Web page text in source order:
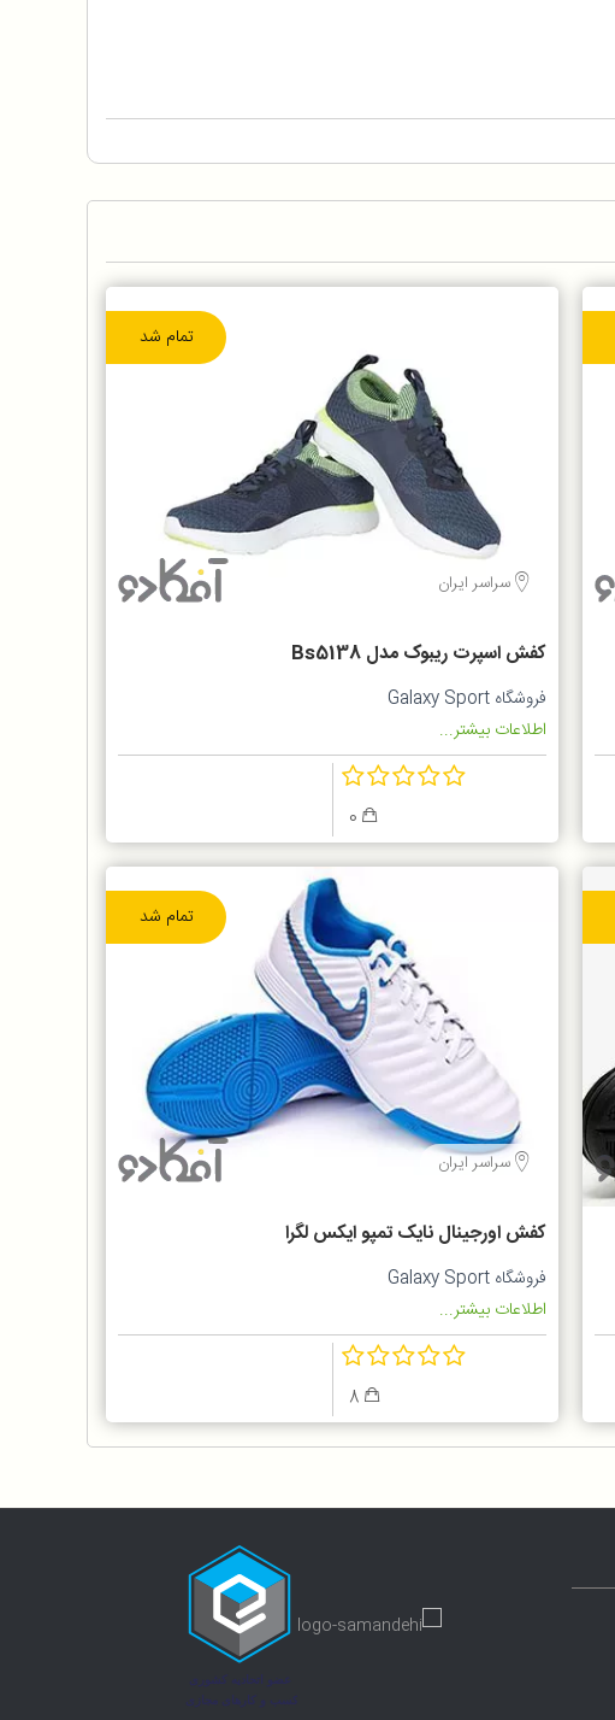
تمام شد
سراسر ایران
کفش اسپرت ریبوک مدل Bs5138
فروشگاه Galaxy Sport
اطلاعات بیشتر...
تمام شد
سراسر ایران
کفش اورجینال نایک تمپو ایکس لگرا
فروشگاه Galaxy Sport
اطلاعات بیشتر...